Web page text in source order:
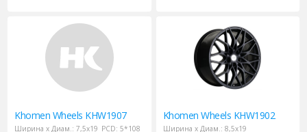
Khomen Wheels KHW1907
Ширина х Диам.: 7,5x19 PCD: 5*108
Khomen Wheels KHW1902
Ширина х Диам.: 8,5x19